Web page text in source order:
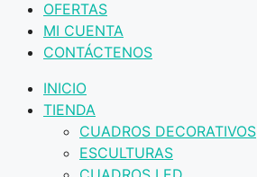
OFERTAS
MI CUENTA
CONTÁCTENOS
INICIO
TIENDA
CUADROS DECORATIVOS
ESCULTURAS